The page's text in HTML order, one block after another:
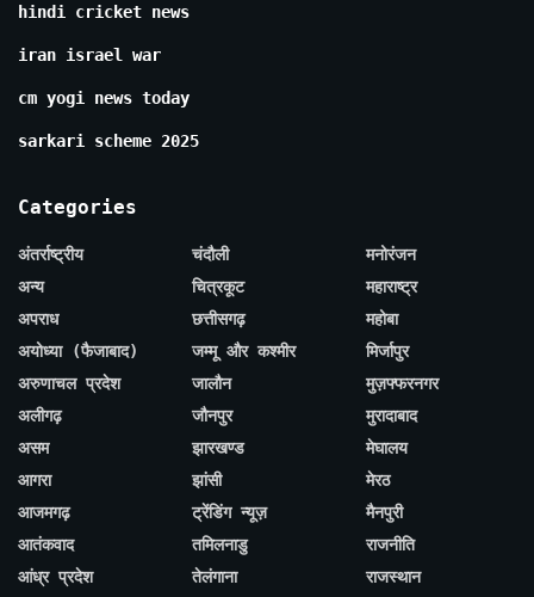
hindi cricket news
iran israel war
cm yogi news today
sarkari scheme 2025
Categories
अंतर्राष्ट्रीय
अन्य
अपराध
अयोध्या (फैजाबाद)
अरुणाचल प्रदेश
अलीगढ़
असम
आगरा
आजमगढ़
आतंकवाद
आंध्र प्रदेश
चंदौली
चित्रकूट
छत्तीसगढ़
जम्मू और कश्मीर
जालौन
जौनपुर
झारखण्ड
झांसी
ट्रेंडिंग न्यूज़
तमिलनाडु
तेलंगाना
मनोरंजन
महाराष्ट्र
महोबा
मिर्जापुर
मुज़फ्फरनगर
मुरादाबाद
मेघालय
मेरठ
मैनपुरी
राजनीति
राजस्थान